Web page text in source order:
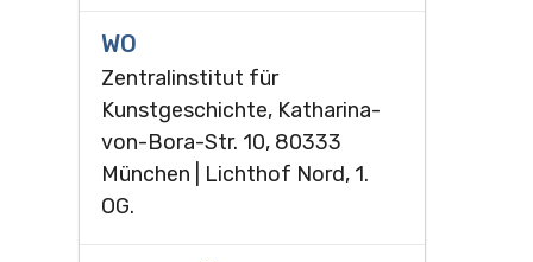
WO
Zentralinstitut für
Kunstgeschichte, Katharina-
von-Bora-Str. 10, 80333
München | Lichthof Nord, 1.
OG.